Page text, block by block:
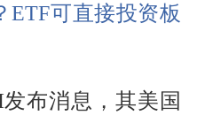
ETF可直接投资板
布消息，其美国